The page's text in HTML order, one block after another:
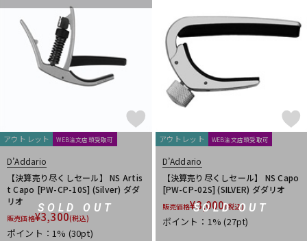
SOLD OUT
アウトレット WEB注文店頭受取可
D’Addario
【決算売り尽くしセール】 NS Artis
t Capo [PW-CP-10S] (Silver) ダダ
リオ
販売価格¥3,300(税込)
ポイント：1% (30pt)
SOLD OUT
アウトレット WEB注文店頭受取可
D’Addario
【決算売り尽くしセール】 NS Capo
[PW-CP-02S] (SILVER) ダダリオ
販売価格¥3,000(税込)
ポイント：1%(27pt)